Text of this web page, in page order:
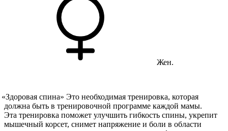
Жен.
«Здоровая спина» Это необходимая тренировка, которая
должна быть в тренировочной программе каждой мамы.
Эта тренировка поможет улучшить гибкость спины, укрепит
мышечный корсет, снимет напряжение и боли в области